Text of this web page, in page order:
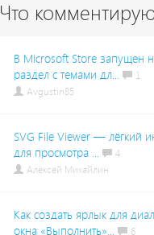
Что
В Microsoft Store запущен
раздел с темами дл...
1
Avgustin85
SVG File Viewer — лёгкий
для просмотра ...
4
Алексей Михайлин
Как создать ярлык для
окна «Выполнить»...
6